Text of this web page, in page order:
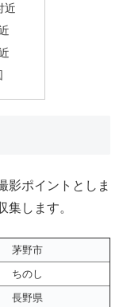
近
影ポイントとしま
します。
茅野市
ちのし
長野県